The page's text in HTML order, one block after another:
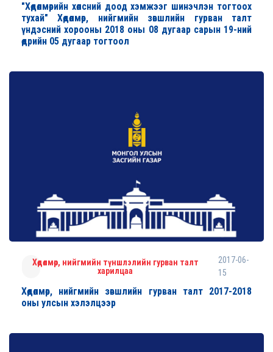
"Хөдөлмөрийн хөлсний доод хэмжээг шинэчлэн тогтоох
тухай" Хөдөлмөр, нийгмийн зөвшлийн гурван талт
үндэсний хорооны 2018 оны 08 дугаар сарын 19-ний
өдрийн 05 дугаар тогтоол
Хөдөлмөр, нийгмийн түншлэлийн гурван талт
харилцаа
2017-06-
15
Хөдөлмөр, нийгмийн зөвшлийн гурван талт 2017-2018
оны улсын хэлэлцээр